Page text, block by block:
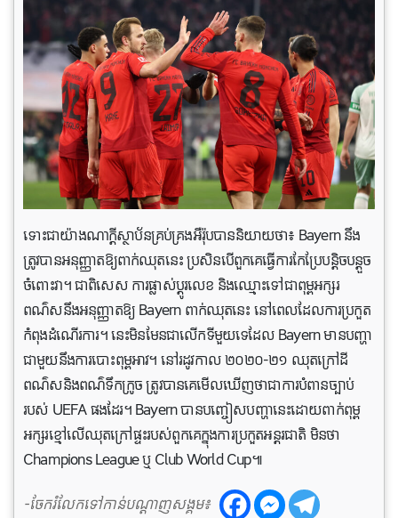
ទោះជាយ៉ាងណាក្តីស្ថាប័នគ្រប់គ្រងអឺរ៉ុបបាននិយាយថា៖ Bayern នឹង
ត្រូវបានអនុញ្ញាតឱ្យពាក់ឈុតនេះ ប្រសិនបេីពួកគេធ្វើការកែប្រែបន្តិចបន្តួច
ចំពោះវា។ ជាពិសេស ការផ្លាស់ប្តូរលេខ និងឈ្មោះទៅជាពុម្ពអក្សរ
ពណ៌សនឹងអនុញ្ញាតឱ្យ Bayern ពាក់ឈុតនេះ នៅពេលដែលការប្រកួត
កំពុងដំណើរការ។ នេះមិនមែនជាលើកទីមួយទេដែល Bayern មានបញ្ហា
ជាមួយនឹងការបោះពុម្ពអាវ។ នៅរដូវកាល ២០២០-២១ ឈុតក្រៅដី
ពណ៌សនិងពណ៌ទឹកក្រូច ត្រូវបានគេមើលឃើញថាជាការបំពានច្បាប់
របស់ UEFA ផងដែរ។ Bayern បាន​បញ្ចៀស​បញ្ហា​នេះ​ដោយ​ពាក់​ពុម្ព​
អក្សរ​ខ្មៅ​លើ​ឈុត​ក្រៅ​ផ្ទះ​របស់​ពួកគេ​ក្នុង​ការ​ប្រកួត​អន្តរជាតិ មិន​ថា​
Champions League ឬ Club World Cup៕
-ចែករំលែកទៅកាន់បណ្តាញសង្គម៖